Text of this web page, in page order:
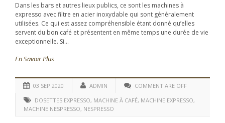
Dans les bars et autres lieux publics, ce sont les machines à
expresso avec filtre en acier inoxydable qui sont généralement
utilisées. Ce qui est assez compréhensible étant donné qu’elles
servent du bon café et présentent en même temps une durée de vie
exceptionnelle. Si...
En Savoir Plus
03 SEP 2020 ADMIN
COMMENT ARE OFF
DOSETTES EXPRESSO, MACHINE À CAFÉ, MACHINE EXPRESSO,
MACHINE NESPRESSO, NESPRESSO